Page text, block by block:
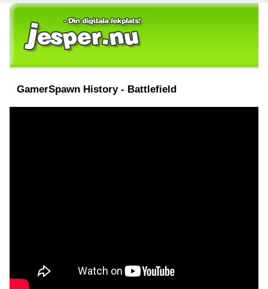
GamerSpawn History - Battlefield